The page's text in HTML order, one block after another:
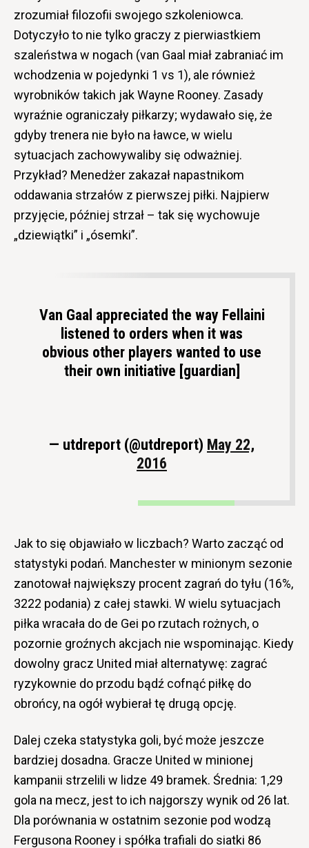
zrozumiał filozofii swojego szkoleniowca.
Dotyczyło to nie tylko graczy z pierwiastkiem
szaleństwa w nogach (van Gaal miał zabraniać im
wchodzenia w pojedynki 1 vs 1), ale również
wyrobników takich jak Wayne Rooney. Zasady
wyraźnie ograniczały piłkarzy; wydawało się, że
gdyby trenera nie było na ławce, w wielu
sytuacjach zachowywaliby się odważniej.
Przykład? Menedżer zakazał napastnikom
oddawania strzałów z pierwszej piłki. Najpierw
przyjęcie, później strzał – tak się wychowuje
„dziewiątki” i „ósemki”.
Van Gaal appreciated the way Fellaini
listened to orders when it was
obvious other players wanted to use
their own initiative [guardian]
— utdreport (@utdreport) May 22,
2016
Jak to się objawiało w liczbach? Warto zacząć od
statystyki podań. Manchester w minionym sezonie
zanotował największy procent zagrań do tyłu (16%,
3222 podania) z całej stawki. W wielu sytuacjach
piłka wracała do de Gei po rzutach rożnych, o
pozornie groźnych akcjach nie wspominając. Kiedy
dowolny gracz United miał alternatywę: zagrać
ryzykownie do przodu bądź cofnąć piłkę do
obrońcy, na ogół wybierał tę drugą opcję.
Dalej czeka statystyka goli, być może jeszcze
bardziej dosadna. Gracze United w minionej
kampanii strzelili w lidze 49 bramek. Średnia: 1,29
gola na mecz, jest to ich najgorszy wynik od 26 lat.
Dla porównania w ostatnim sezonie pod wodzą
Fergusona Rooney i spółka trafiali do siatki 86